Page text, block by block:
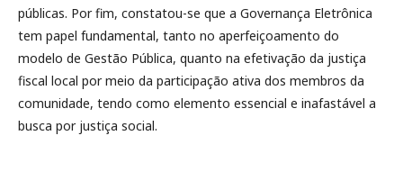
públicas. Por fim, constatou-se que a Governança Eletrônica
tem papel fundamental, tanto no aperfeiçoamento do
modelo de Gestão Pública, quanto na efetivação da justiça
fiscal local por meio da participação ativa dos membros da
comunidade, tendo como elemento essencial e inafastável a
busca por justiça social.